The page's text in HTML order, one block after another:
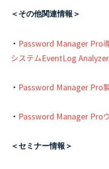
＜その他関連情報＞
・ Password Manager Pro
システムEventLog Analyzer
・ Password Manager Pro
・ Password Manager Pro
＜セミナー情報＞